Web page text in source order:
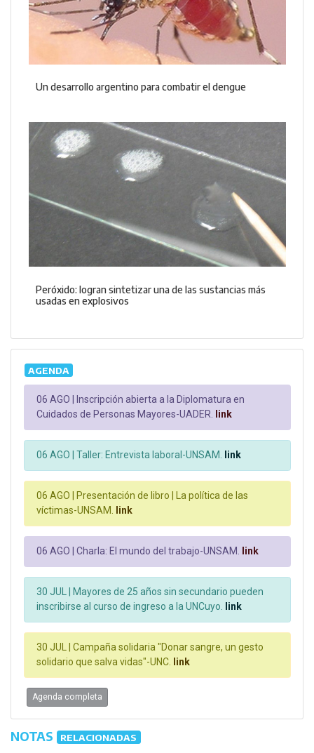
Un desarrollo argentino para combatir el dengue
Peróxido: logran sintetizar una de las sustancias más
usadas en explosivos
AGENDA
06 AGO |
Inscripción abierta a la Diplomatura en
Cuidados de Personas Mayores-UADER.
link
06 AGO | Taller: Entrevista laboral-UNSAM. link
06 AGO |
Presentación de libro | La política de las
víctimas-UNSAM.
link
06 AGO | Charla: El mundo del trabajo-UNSAM. link
30 JUL |
Mayores de 25 años sin secundario pueden
inscribirse al curso de ingreso a la UNCuyo.
link
30 JUL |
Campaña solidaria "Donar sangre, un gesto
solidario que salva vidas"-UNC.
link
Agenda completa
NOTAS RELACIONADAS